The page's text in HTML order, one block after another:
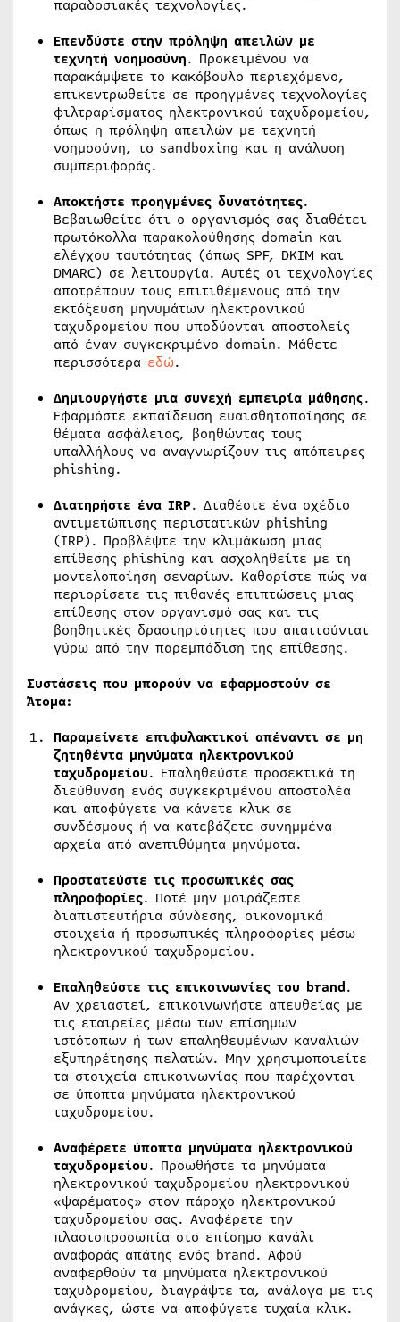
παραδοσιακές τεχνολογίες.
Επενδύστε στην πρόληψη απειλών με
τεχνητή νοημοσύνη. Προκειμένου να
παρακάμψετε το κακόβουλο περιεχόμενο,
επικεντρωθείτε σε προηγμένες τεχνολογίες
φιλτραρίσματος ηλεκτρονικού ταχυδρομείου,
όπως η πρόληψη απειλών με τεχνητή
νοημοσύνη, το sandboxing και η ανάλυση
συμπεριφοράς.
Αποκτήστε προηγμένες δυνατότητες.
Βεβαιωθείτε ότι ο οργανισμός σας διαθέτει
πρωτόκολλα παρακολούθησης domain και
ελέγχου ταυτότητας (όπως SPF, DKIM και
DMARC) σε λειτουργία. Αυτές οι τεχνολογίες
αποτρέπουν τους επιτιθέμενους από την
εκτόξευση μηνυμάτων ηλεκτρονικού
ταχυδρομείου που υποδύονται αποστολείς
από έναν συγκεκριμένο domain. Μάθετε
περισσότερα εδώ.
Δημιουργήστε μια συνεχή εμπειρία μάθησης.
Εφαρμόστε εκπαίδευση ευαισθητοποίησης σε
θέματα ασφάλειας, βοηθώντας τους
υπαλλήλους να αναγνωρίζουν τις απόπειρες
phishing.
Διατηρήστε ένα IRP. Διαθέστε ένα σχέδιο
αντιμετώπισης περιστατικών phishing
(IRP). Προβλέψτε την κλιμάκωση μιας
επίθεσης phishing και ασχοληθείτε με τη
μοντελοποίηση σεναρίων. Καθορίστε πώς να
περιορίσετε τις πιθανές επιπτώσεις μιας
επίθεσης στον οργανισμό σας και τις
βοηθητικές δραστηριότητες που απαιτούνται
γύρω από την παρεμπόδιση της επίθεσης.
Συστάσεις που μπορούν να εφαρμοστούν σε
Άτομα:
Παραμείνετε επιφυλακτικοί απέναντι σε μη
ζητηθέντα μηνύματα ηλεκτρονικού
ταχυδρομείου. Επαληθεύστε προσεκτικά τη
διεύθυνση ενός συγκεκριμένου αποστολέα
και αποφύγετε να κάνετε κλικ σε
συνδέσμους ή να κατεβάζετε συνημμένα
αρχεία από ανεπιθύμητα μηνύματα.
Προστατεύστε τις προσωπικές σας
πληροφορίες. Ποτέ μην μοιράζεστε
διαπιστευτήρια σύνδεσης, οικονομικά
στοιχεία ή προσωπικές πληροφορίες μέσω
ηλεκτρονικού ταχυδρομείου.
Επαληθεύστε τις επικοινωνίες του brand.
Αν χρειαστεί, επικοινωνήστε απευθείας με
τις εταιρείες μέσω των επίσημων
ιστότοπων ή των επαληθευμένων καναλιών
εξυπηρέτησης πελατών. Μην χρησιμοποιείτε
τα στοιχεία επικοινωνίας που παρέχονται
σε ύποπτα μηνύματα ηλεκτρονικού
ταχυδρομείου.
Αναφέρετε ύποπτα μηνύματα ηλεκτρονικού
ταχυδρομείου. Προωθήστε τα μηνύματα
ηλεκτρονικού ταχυδρομείου ηλεκτρονικού
«ψαρέματος» στον πάροχο ηλεκτρονικού
ταχυδρομείου σας. Αναφέρετε την
πλαστοπροσωπία στο επίσημο κανάλι
αναφοράς απάτης ενός brand. Αφού
αναφερθούν τα μηνύματα ηλεκτρονικού
ταχυδρομείου, διαγράψτε τα, ανάλογα με τις
ανάγκες, ώστε να αποφύγετε τυχαία κλικ.